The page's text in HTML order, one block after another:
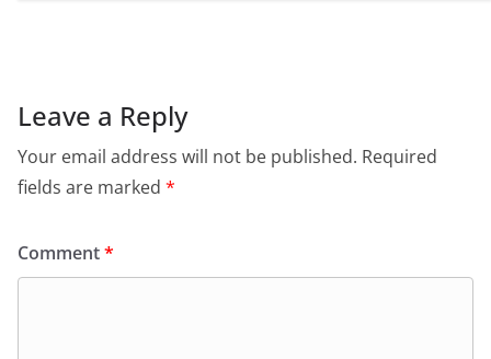
Leave a Reply
Your email address will not be published. Required
fields are marked *
Comment*